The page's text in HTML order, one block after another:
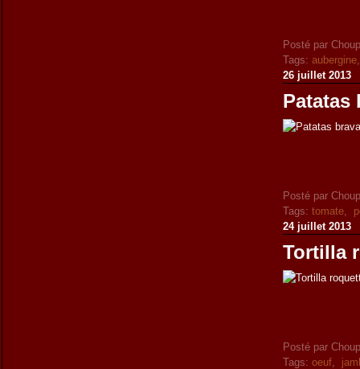
Posté par
Tags:aubergine
26 juillet 2013
Patatas
Posté par
Tags:tomate,
24 juillet 2013
Tortilla
Posté par
Tags:oeuf,